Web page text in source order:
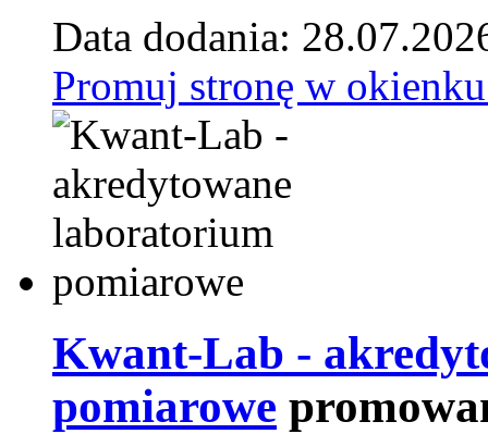
Data dodania:
Promuj stronę w
Kwant-Lab -
pomiarowe